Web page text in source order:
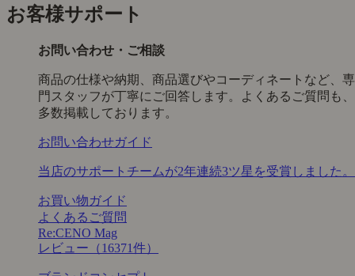
お客様サポート
お問い合わせ・ご相談
商品の仕様や納期、商品選びやコーディネートなど、専
門スタッフが丁寧にご回答します。よくあるご質問も、
多数掲載しております。
お問い合わせガイド
当店のサポートチームが2年連続3ツ星を受賞しました。
お買い物ガイド
よくあるご質問
Re:CENO Mag
レビュー（16371件）